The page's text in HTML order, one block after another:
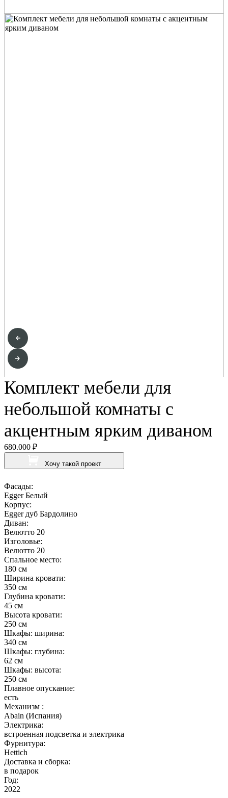
Комплект мебели для
небольшой комнаты с
акцентным ярким диваном
680.000 ₽
Хочу такой проект
Фасады:
Egger Белый
Корпус:
Egger дуб Бардолино
Диван:
Велютто 20
Изголовье:
Велютто 20
Спальное место:
180 см
Ширина кровати:
350 см
Глубина кровати:
45 см
Высота кровати:
250 см
Шкафы: ширина:
340 см
Шкафы: глубина:
62 см
Шкафы: высота:
250 см
Плавное опускание:
есть
Механизм :
Abain (Испания)
Электрика:
встроенная подсветка и электрика
Фурнитура:
Hettich
Доставка и сборка:
в подарок
Год:
2022